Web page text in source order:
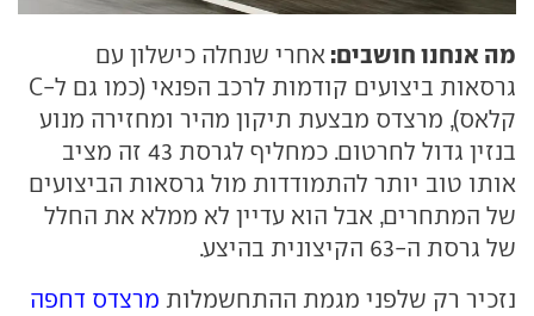
מה אנחנו חושבים: אחרי שנחלה כישלון עם
גרסאות ביצועים קודמות לרכב הפנאי (כמו גם ל-C
קלאס), מרצדס מבצעת תיקון מהיר ומחזירה מנוע
בנזין גדול לחרטום. כמחליף לגרסת 43 זה מציב
אותו טוב יותר להתמודדות מול גרסאות הביצועים
של המתחרים, אבל הוא עדיין לא ממלא את החלל
של גרסת ה-63 הקיצונית בהיצע.
נזכיר רק שלפני מגמת ההתחשמלות מרצדס דחפה